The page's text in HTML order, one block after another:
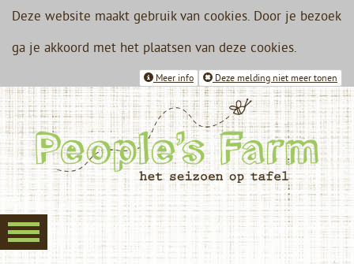
Deze website maakt gebruik van cookies. Door je bezoek
ga je akkoord met het plaatsen van deze cookies.
Deze melding niet meer tonen
Meer info